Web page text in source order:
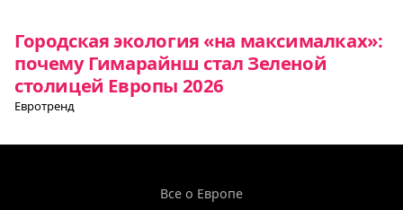
Городская экология «на максималках»:
почему Гимарайнш стал Зеленой
столицей Европы 2026
Евротренд
Все о Европе